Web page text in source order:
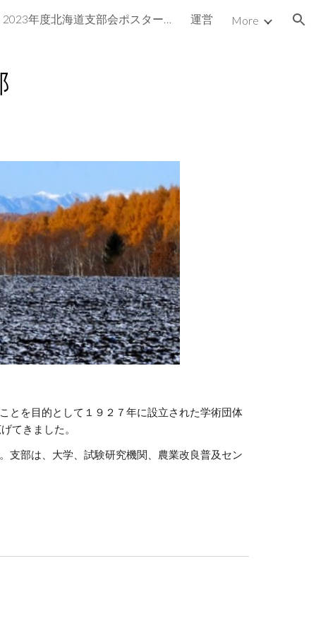
2023年度北海道支部会ポスター賞 運営 More
とを目的として１９２７年に設立された学術団体
てきました。
支部は、大学、試験研究機関、農業改良普及セン